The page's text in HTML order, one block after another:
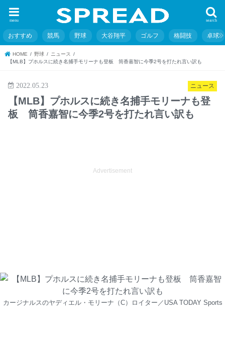
search
menu
おすすめ 競馬 野球 大谷翔平 ゴルフ 格闘技 卓球
HOME 野球
ニュース
【MLB】プホルスに続き名捕手モリーナも登板 筒香嘉智に今季2号を打たれ言い訳も
ニュース
2022.05.23
【MLB】プホルスに続き名捕手モリーナも登
板 筒香嘉智に今季2号を打たれ言い訳も
Advertisement
カージナルスのヤディエル・モリーナ（C）ロイター／USA TODAY Sports